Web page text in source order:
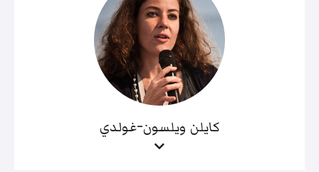
كايلن ويلسون-غولدي